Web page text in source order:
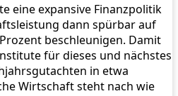
eine expansive Finanzpolitik
dann spürbar auf
beschleunigen. Damit
für dieses und nächstes
in etwa
Wirtschaft steht nach wie